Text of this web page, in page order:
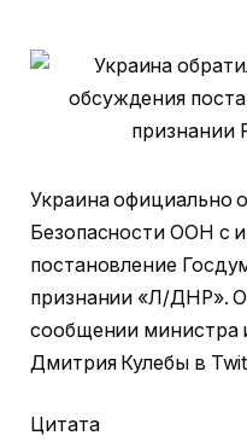
Украина официально
Безопасности ООН с
постановление
признании «Л/ДНР».
сообщении министра
Дмитрия Кулебы в
Цитата